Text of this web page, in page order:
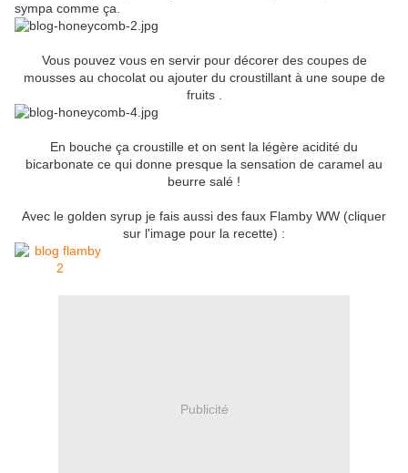
sympa comme ça.
Vous pouvez vous en servir pour décorer des coupes de
mousses au chocolat ou ajouter du croustillant à une soupe de
fruits .
En bouche ça croustille et on sent la légère acidité du
bicarbonate ce qui donne presque la sensation de caramel au
beurre salé !
Avec le golden syrup je fais aussi des faux Flamby WW (cliquer
sur l'image pour la recette) :
Publicité